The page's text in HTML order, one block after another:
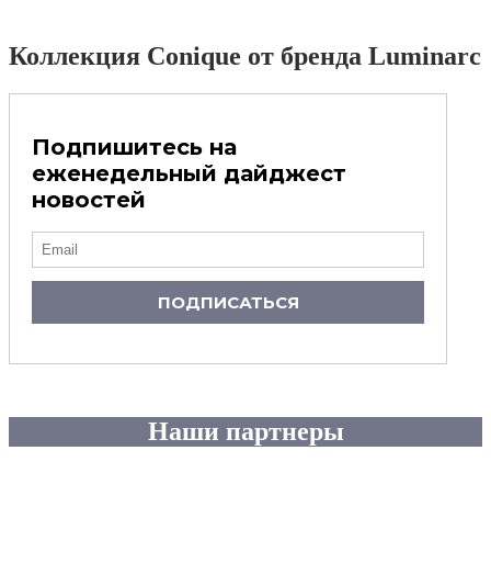
Коллекция Conique от бренда Luminarc
Подпишитесь на
еженедельный дайджест
новостей
ПОДПИСАТЬСЯ
Наши партнеры